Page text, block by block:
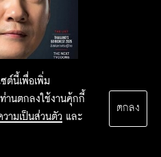
ต์นี้เพื่อเพิ่ม
านตกลงใช้งานคุ้กกี้
วามเป็นส่วนตัว และ
ตกลง
ALL RIGHTS RESERVED